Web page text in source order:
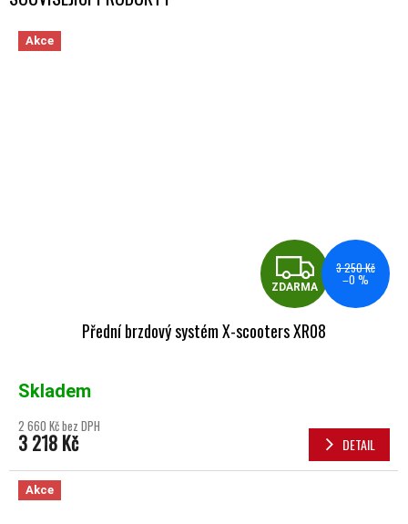
Akce
ZDARMA
3 250 Kč
–0 %
Přední brzdový systém X-scooters XR08
Skladem
2 660 Kč bez DPH
3 218 Kč DETAIL
Akce